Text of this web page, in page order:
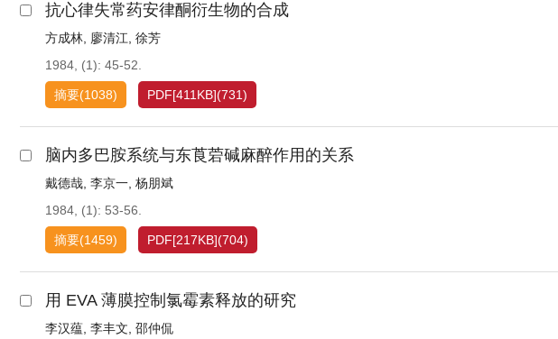
抗心律失常药安律酮衍生物的合成
方成林 廖清江 徐芳
1984, (1): 45-52.
摘要(1038) PDF[411KB](731)
脑内多巴胺系统与东莨菪碱麻醉作用的关系
戴德哉 李京一 杨朋斌
1984, (1): 53-56.
摘要(1459) PDF[217KB](704)
用 EVA 薄膜控制氯霉素释放的研究
李汉蕴 李丰文 邵仲侃